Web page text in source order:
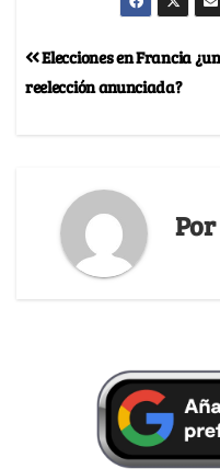
Elecciones en Francia
reelección anunciada?
Por